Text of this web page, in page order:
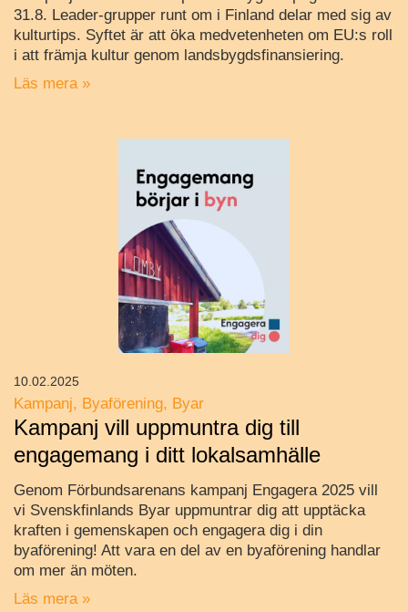
31.8. Leader-grupper runt om i Finland delar med sig av
kulturtips. Syftet är att öka medvetenheten om EU:s roll
i att främja kultur genom landsbygdsfinansiering.
Läs mera »
Kampanj Byaförening Byar
Kampanj vill uppmuntra dig till
engagemang i ditt lokalsamhälle
Genom Förbundsarenans kampanj Engagera 2025 vill
vi Svenskfinlands Byar uppmuntrar dig att upptäcka
kraften i gemenskapen och engagera dig i din
byaförening! Att vara en del av en byaförening handlar
om mer än möten.
Läs mera »
10.02.2025